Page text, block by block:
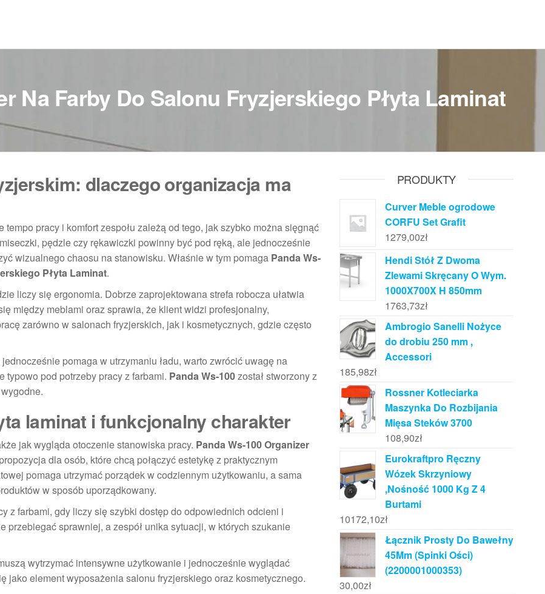
Na Farby Do Salonu Fryzjerskiego Płyta Laminat
dlaczego organizacja ma
pracy i komfort zespołu zależą od tego, jak szybko można sięgnąć
pędzle czy rękawiczki powinny być pod ręką, ale jednocześnie
wizualnego chaosu na stanowisku. Właśnie w tym pomaga Panda Ws-
Płyta Laminat.
liczy się ergonomia. Dobrze zaprojektowana strefa robocza ułatwia
między meblami oraz sprawia, że klient widzi profesjonalny,
zarówno w salonach fryzjerskich, jak i kosmetycznych, gdzie często
pomaga w utrzymaniu ładu, warto zwrócić uwagę na
typowo pod potrzeby pracy z farbami. Panda Ws-100został stworzony z
laminat i funkcjonalny charakter
jak wygląda otoczenie stanowiska pracy. Panda Ws-100 Organizer
dla osób, które chcą połączyć estetykę z praktycznym
pomaga utrzymać porządek w codziennym użytkowaniu, a sama
w sposób uporządkowany.
z farbami, gdy liczy się szybki dostęp do odpowiednich odcieni i
sprawniej, a zespół unika sytuacji, w których szukanie
wytrzymać intensywne użytkowanie i jednocześnie wyglądać
jako element wyposażenia salonu fryzjerskiego oraz kosmetycznego.
PRODUKTY
Curver Meble ogrodowe
CORFU Set Grafit
1279,00zł
Hendi Stół Z Dwoma
Zlewami Skręcany O Wym.
1000X700X H 850mm
1763,73zł
Ambrogio Sanelli Nożyce
do drobiu 250 mm ,
Accessori
185,98zł
Rossner Kotleciarka
Maszynka Do Rozbijania
Mięsa Steków 3700
108,90zł
Eurokraftpro Ręczny
Wózek Skrzyniowy
,Nośność 1000 Kg Z 4
Burtami
10172,10zł
Łącznik Prosty Do Bawełny
45Mm (Spinki Ości)
(2200001000353)
30,00zł